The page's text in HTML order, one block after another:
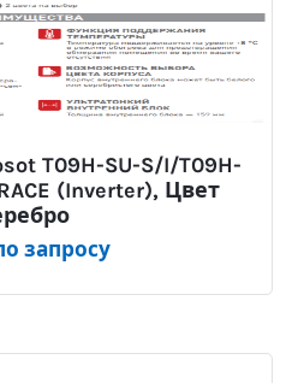
T09H-SU-S/I/T09H-
(Inverter), Цвет
запросу